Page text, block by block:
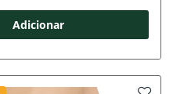
Adicionar